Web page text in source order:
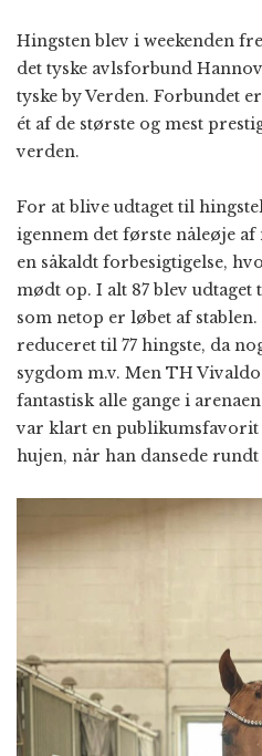
Hingsten blev i weekenden
det tyske avlsforbund
tyske by Verden. Forbundet
ét af de største og mest
verden.
For at blive udtaget til
igennem det første nåleøje
en såkaldt forbesigtigelse,
mødt op. I alt 87 blev udtaget
som netop er løbet af
reduceret til 77 hingste, da
sygdom m.v. Men TH
fantastisk alle gange i
var klart en publikumsfavorit
hujen, når han dansede rundt